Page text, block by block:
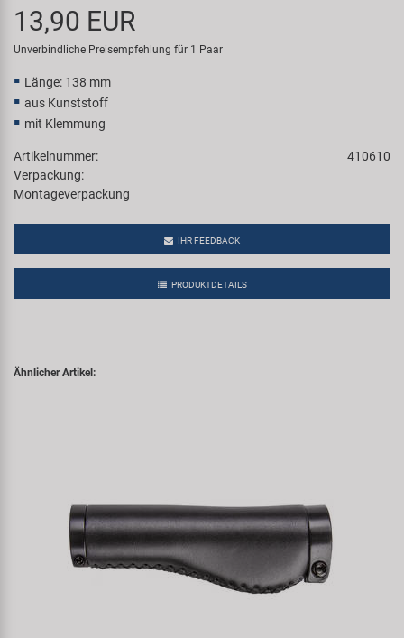
Samox
SRAM/RockShox
Super B
Trail-Gator
Velo
Markenübersicht
13,90 EUR
Unverbindliche Preisempfehlung für 1 Paar
Länge: 138 mm
aus Kunststoff
mit Klemmung
Artikelnummer:
410610
Verpackung:
Montageverpackung
IHR FEEDBACK
PRODUKTDETAILS
Ähnlicher Artikel: